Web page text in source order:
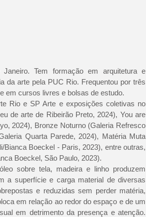
Tem formação em arquitetura e
da arte pela PUC Rio. Frequentou por três
em cursos livres e bolsas de estudo.
Rio e SP Arte e exposições coletivas no
de arte de Ribeirão Preto, 2024), You are
2024), Bronze Noturno (Galeria Refresco
Quarta Parede, 2024), Matéria Muta
Bianca Boeckel - Paris, 2023), entre outras,
Boeckel, São Paulo, 2023).
sobre tela, madeira e linho produzem
a superfície e carga material de diversas
e reduzidas sem perder matéria,
em relação ao redor do espaço e de um
em detrimento da presença e atenção.